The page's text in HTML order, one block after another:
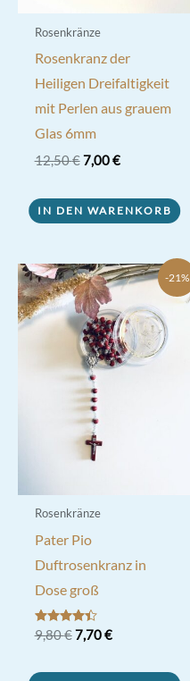
Rosenkränze
Rosenkranz der
Heiligen Dreifaltigkeit
mit Perlen aus grauem
Glas 6mm
12,50€ Ursprünglicher
12,50 €
7,00€Aktueller
7,00 €.
IN DEN WARENKORB
-21%
Rosenkränze
Pater Pio
Duftrosenkranz in
Dose groß
Bewertet
mit
9,80€ Ursprünglicher
7,70€Aktueller